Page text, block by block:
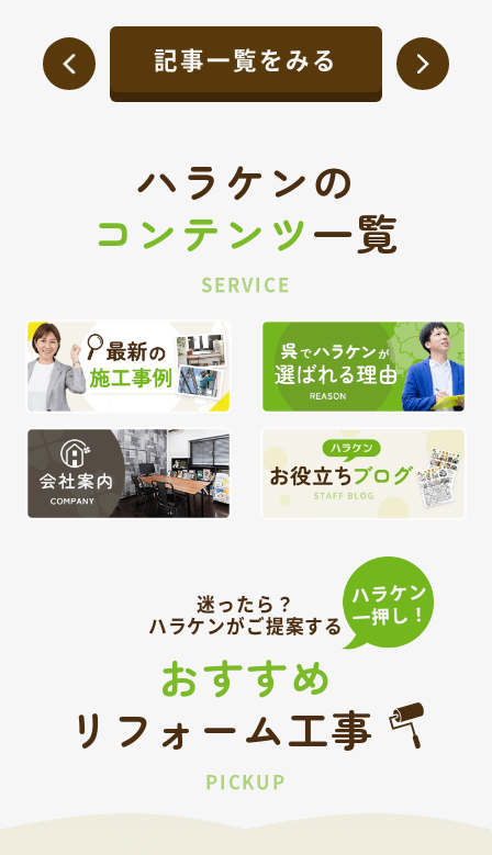
記事一覧をみる
ハラケンの
コンテンツ一覧
SERVICE
迷ったら？
ハラケンがご提案する
おすすめ
リフォーム工事
PICKUP